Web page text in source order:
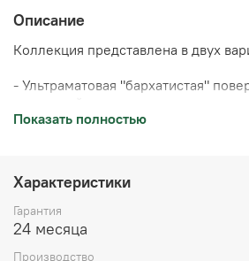
Описание
Коллекция представлена в двух
- Ультраматовая "бархатистая"
благодаря мягкому прикосновению,
- Ультраглянцевая поверхность:
"зеркальное" отражение благодаря
устойчивость к бытовым царапинам.
Показать полностью
Характеристики
Гарантия
24 месяца
Производство